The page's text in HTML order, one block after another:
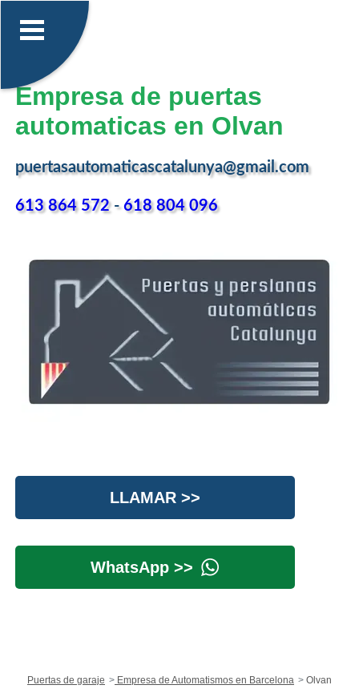
Empresa de puertas
automaticas en Olvan
puertasautomaticascatalunya@gmail.com
613 864 572-618 804 096
LLAMAR >>
WhatsApp >>
Puertas de garaje Empresa de Automatismos en Barcelona Olvan